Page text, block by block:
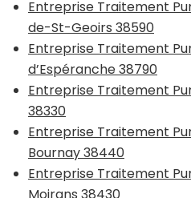
Entreprise Traitement
de-St-Geoirs 38590
Entreprise Traitement
d’Espéranche 38790
Entreprise Traitement
38330
Entreprise Traitement
Bournay 38440
Entreprise Traitement
Moirans 38430